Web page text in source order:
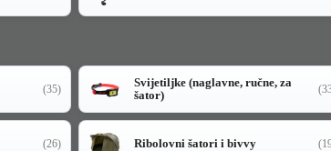
(35)
Svijetiljke (naglavne, ručne, za
šator)
(26) Ribolovni šatori i bivvy